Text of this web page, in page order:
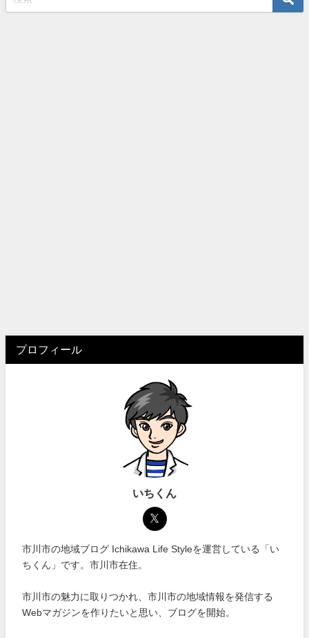
プロフィール
いちくん
市川市の地域ブログ Ichikawa Life Styleを運営している「い
ちくん」です。市川市在住。
市川市の魅力に取りつかれ、市川市の地域情報を発信する
Webマガジンを作りたいと思い、ブログを開始。